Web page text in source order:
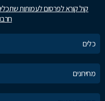
קול קורא לפרסום לעמותות
כלים
מחירונים